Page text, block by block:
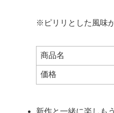
※ピリリとした風味
商品名
価格